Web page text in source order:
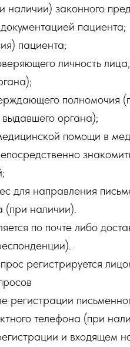
наличии) законного
пациента;
пациента;
личность
полномочия
органа);
помощи в
для направления
(при наличии).
по почте либо
регистрируется
регистрации
телефона (при
и входящем